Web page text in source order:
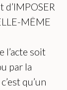
d’IMPOSER
MÊME
l’acte soit
par la
qu’un